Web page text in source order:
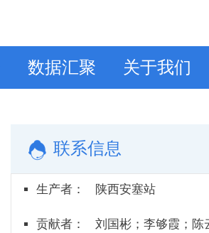
数据汇聚 关于我们
联系信息
生产者 ： 陕西安塞站
贡献者 ：
刘国彬；李够霞；陈